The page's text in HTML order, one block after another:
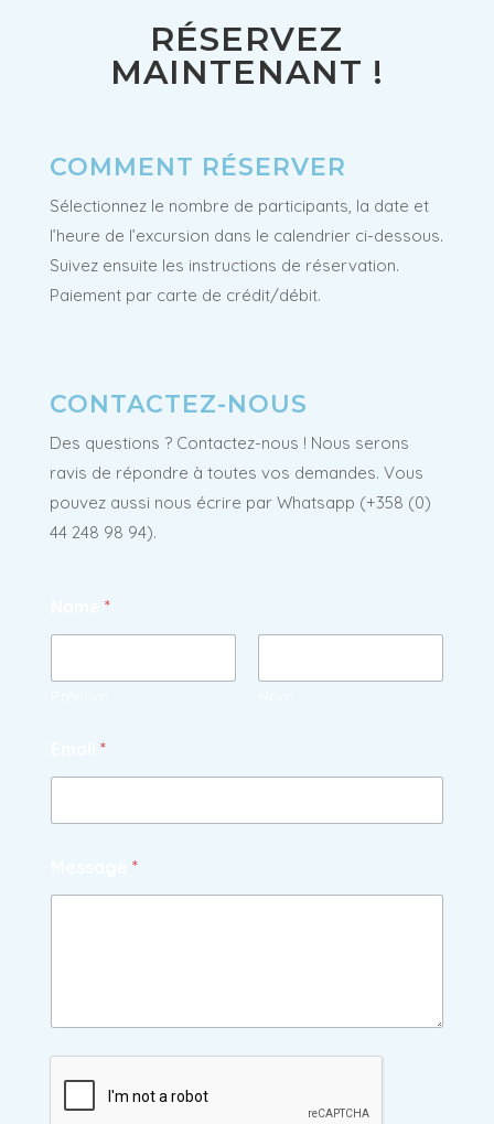
RÉSERVEZ
MAINTENANT !
COMMENT RÉSERVER
Sélectionnez le nombre de participants, la date et
l’heure de l’excursion dans le calendrier ci-dessous.
Suivez ensuite les instructions de réservation.
Paiement par carte de crédit/débit.
CONTACTEZ-NOUS
Des questions ? Contactez-nous ! Nous serons
ravis de répondre à toutes vos demandes. Vous
pouvez aussi nous écrire par Whatsapp (+358 (0)
44 248 98 94).
*
*
*